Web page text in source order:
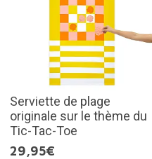
Serviette de plage
originale sur le thème du
Tic-Tac-Toe
29,95€